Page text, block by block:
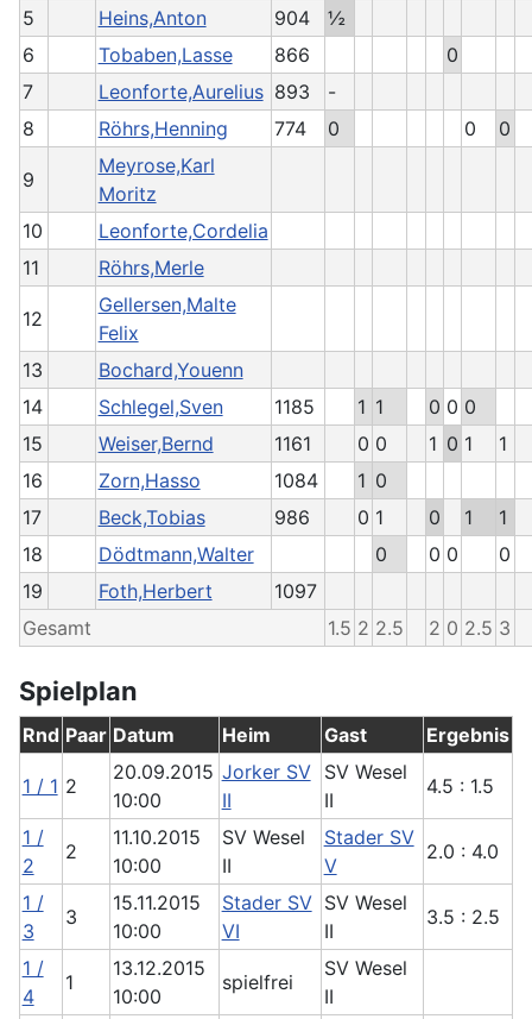
5
Heins,Anton 904
½
6
Tobaben,Lasse 866
0
7
Leonforte,Aurelius 893
-
8
Röhrs,Henning 774 0 0 0
9
Meyrose,Karl
Moritz
10
Leonforte,Cordelia
11
Röhrs,Merle
12
Gellersen,Malte
Felix
13
Bochard,Youenn
14
Schlegel,Sven 1185 1 1 0 0 0
15
Weiser,Bernd 1161 0 0 1 0 1
1
16
Zorn,Hasso 1084 1 0
17
Beck,Tobias 986 0 1 0 1
1
18
Dödtmann,Walter 0 0 0
0
19
Foth,Herbert
1097
Gesamt
1.5 2 2.5 2 0 2.5 3
Spielplan
Rnd Paar Datum Heim Gast Ergebnis
1 / 1 2
20.09.2015
10:00
Jorker SV
II
SV Wesel
II
4.5 : 1.5
1 /
2
2
11.10.2015
10:00
SV Wesel
II
Stader SV
V
2.0 : 4.0
1 /
3
3
15.11.2015
10:00
Stader SV
VI
SV Wesel
II
3.5 : 2.5
1 /
4
1
13.12.2015
10:00
spielfrei
SV Wesel
II